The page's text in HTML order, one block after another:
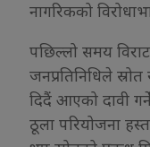
नागरिकको
पछिल्लो समय
जनप्रतिनिधिले
दिदैं आएको दावी
ठूला परियोजना